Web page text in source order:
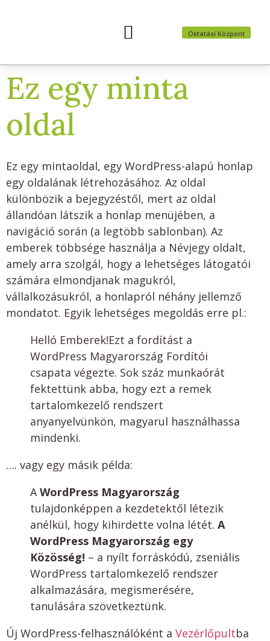
Oktatási Központ
Ez egy minta
oldal
Ez egy mintaoldal, egy WordPress-alapú honlap
egy oldalának létrehozásához. Az oldal
különbözik a bejegyzéstől, mert az oldal
állandóan látszik a honlap menüjében, a
navigáció során (a legtöbb sablonban). Az
emberek többsége használja a Névjegy oldalt,
amely arra szolgál, hogy a lehetséges látogatói
számára elmondjanak magukról,
vállalkozásukról, a honlapról néhány jellemző
mondatot. Egyik lehetséges megoldás erre pl.:
Helló Emberek!Ezt a fordítást a
WordPress Magyarország Fordítói
csapata végezte. Sok száz munkaórát
fektettünk abba, hogy ezt a remek
tartalomkezelő rendszert
anyanyelvünkön, magyarul használhassa
mindenki.
…. vagy egy másik példa:
AWordPress Magyarország
tulajdonképpen a kezdetektől létezik
anélkül, hogy kihirdette volna létét. A
WordPress Magyarország egy
Közösség! – a nyílt forráskódú, zseniális
WordPress tartalomkezelő rendszer
alkalmazására, megismerésére,
tanulására szövetkeztünk.
Új WordPress-felhasználóként a Vezérlőpultba